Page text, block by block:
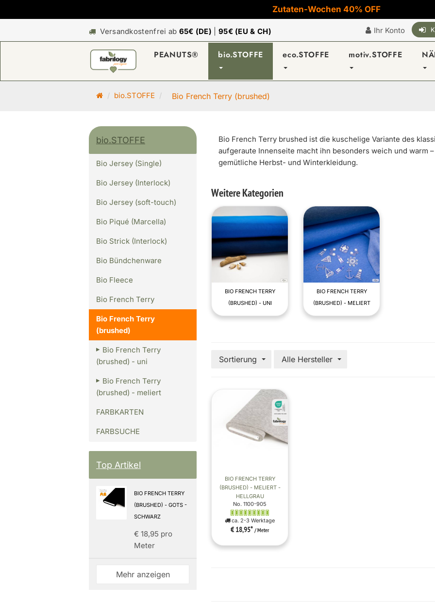
Zutaten-Wochen 40% OFF
Versandkostenfrei ab 65€ (DE) 95€ (EU & CH) Ihr Konto
PEANUTS® bio.STOFFE eco.STOFFE motiv.STOFFE
S
t
s
e
t
e
bio.STOFFE Bio French Terry (brushed)
Bio French Terry brushed ist die kuschelige Variante des
aufgeraute Innenseite macht ihn besonders weich und warm
gemütliche Herbst- und Winterkleidung.
Weitere Kategorien
BIO FRENCH TERRY
(BRUSHED) - UNI
BIO FRENCH TERRY
(BRUSHED) - MELIERT
Sortierung Alle Hersteller
BIO FRENCH TERRY
(BRUSHED) - MELIERT -
HELLGRAU
No. 1100-905
ca. 2-3 Werktage
€ 18,95* / Meter
bio.STOFFE
Bio Jersey (Single)
Bio Jersey (Interlock)
Bio Jersey (soft-touch)
Bio Piqué (Marcella)
Bio Strick (Interlock)
Bio Bündchenware
Bio Fleece
Bio French Terry
Bio French Terry
(brushed)
Bio French Terry
(brushed) - uni
Bio French Terry
(brushed) - meliert
FARBKARTEN
FARBSUCHE
Top Artikel
BIO FRENCH TERRY
(BRUSHED) - GOTS -
SCHWARZ
€ 18,95 pro
Meter
Mehr anzeigen